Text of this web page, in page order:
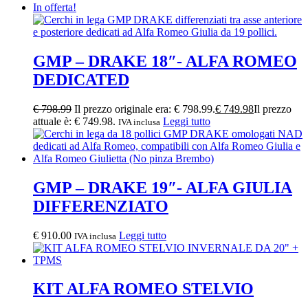
In offerta!
GMP – DRAKE 18″- ALFA ROMEO
DEDICATED
€798.99 Il prezzo originale era: € 798.99.€ 749.98Il prezzo
attuale è: € 749.98. IVA inclusa Leggi tutto
GMP – DRAKE 19″- ALFA GIULIA
DIFFERENZIATO
€ 910.00 IVA inclusa Leggi tutto
KIT ALFA ROMEO STELVIO